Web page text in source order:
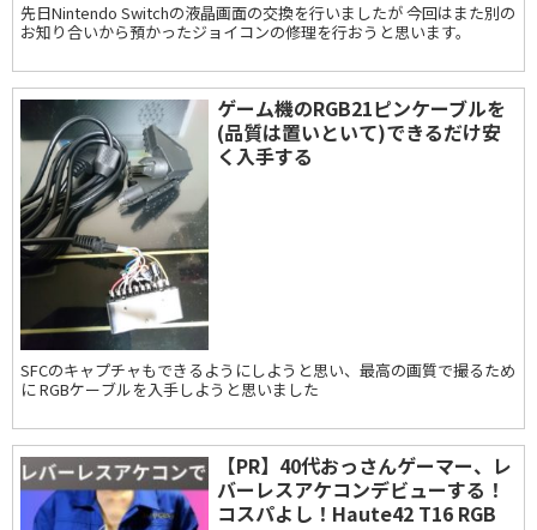
先日Nintendo Switchの液晶画面の交換を行いましたが 今回はまた別の
お知り合いから預かったジョイコンの修理を行おうと思います。
ゲーム機のRGB21ピンケーブルを
(品質は置いといて)できるだけ安
く入手する
SFCのキャプチャもできるようにしようと思い、最高の画質で撮るため
に RGBケーブルを入手しようと思いました
【PR】40代おっさんゲーマー、レ
バーレスアケコンデビューする！
コスパよし！Haute42 T16 RGB